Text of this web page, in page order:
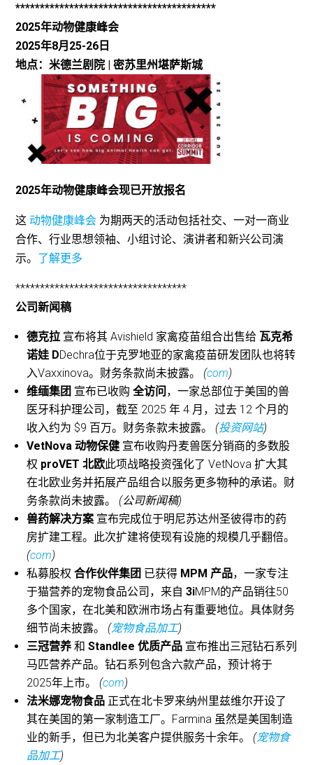
*****************************************
2025年动物健康峰会
2025年8月25-26日
地点：米德兰剧院 | 密苏里州堪萨斯城
2025年动物健康峰会现已开放报名
这动物健康峰会 为期两天的活动包括社交、一对一商业
合作、行业思想领袖、小组讨论、演讲者和新兴公司演
示。 了解更多
***********************************
公司新闻稿
德克拉 宣布将其 Avishield 家禽疫苗组合出售给 瓦克希
诺娃 DDechra位于克罗地亚的家禽疫苗研发团队也将转
入Vaxxinova。财务条款尚未披露。
(com)
维缅集团 宣布已收购全访问 ，一家总部位于美国的兽
医牙科护理公司，截至 2025 年 4 月，过去 12 个月的
收入约为 $9 百万。财务条款未披露。 (投资网站)
VetNova 动物保健 宣布收购丹麦兽医分销商的多数股
权 proVET 北欧此项战略投资强化了 VetNova 扩大其
在北欧业务并拓展产品组合以服务更多物种的承诺。财
务条款尚未披露。 (公司新闻稿)
兽药解决方案 宣布完成位于明尼苏达州圣彼得市的药
房扩建工程。此次扩建将使现有设施的规模几乎翻倍。
(com)
私募股权合作伙伴集团 已获得 MPM 产品，一家专注
于猫营养的宠物食品公司，来自3iMPM的产品销往50
多个国家，在北美和欧洲市场占有重要地位。具体财务
细节尚未披露。 (宠物食品加工)
三冠营养和Standlee 优质产品 宣布推出三冠钻石系列
马匹营养产品。钻石系列包含六款产品，预计将于
2025年上市。 (com)
法米娜宠物食品 正式在北卡罗来纳州里兹维尔开设了
其在美国的第一家制造工厂。Farmina 虽然是美国制造
业的新手，但已为北美客户提供服务十余年。
(宠物食
品加工)